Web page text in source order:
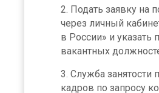
Подать заявку на
через личный
в России» и указать
вакантных
Служба занятости
кадров по запросу